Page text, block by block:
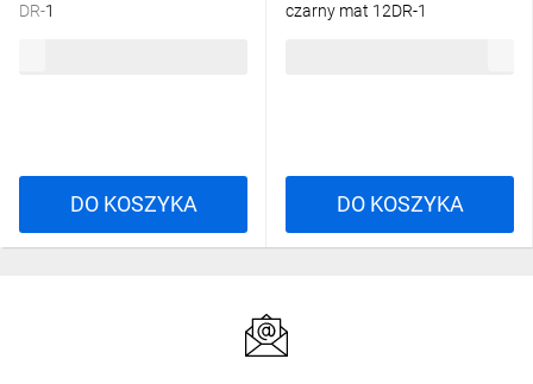
DR-1
DO KOSZYKA
czarny mat 12DR-1
DO KOSZYKA